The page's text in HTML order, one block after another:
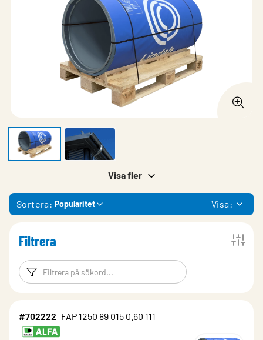
Visa fler
Sortera: Popularitet Visa:
Filtrera
Filtreringsord Filtrera
#702222 FAP 1250 89 015 0.60 111